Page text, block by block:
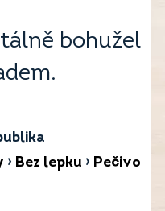
bohužel
› Bez lepku › Pečivo